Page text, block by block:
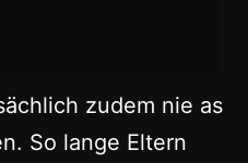
zudem nie as
So lange Eltern